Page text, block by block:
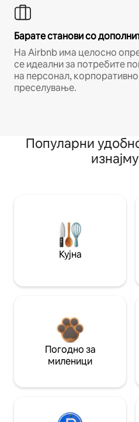
Барате станови со
На Airbnb има целосно
се идеални за потребите
на персонал,
преселување.
Популарни
Кујна
Погодно за
миленици